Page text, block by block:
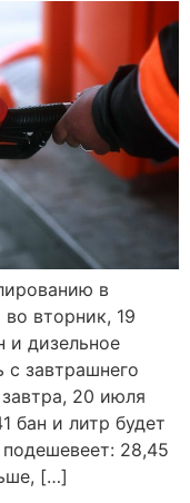
в
вторник, 19
и дизельное
с завтрашнего
20 июля
бан и литр будет
28,45
[…]